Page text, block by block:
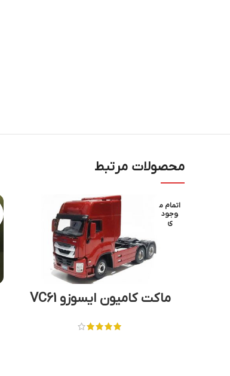
محصولات مرتبط
اتمام م
وجود
ی
ماکت کامیون ایسوزو VC61